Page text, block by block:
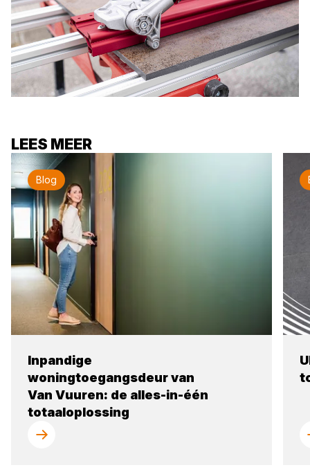
LEES MEER
Blog
Inpandige
woningtoegangsdeur van
Van Vuuren: de alles-in-één
totaaloplossing